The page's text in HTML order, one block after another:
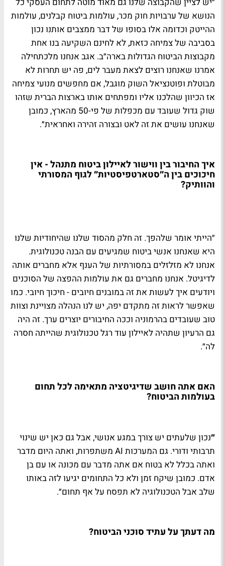
הנושא של ערבויות חוק מכר, עולמות ביטוח קבלנים, עולמות
ההייטק וכדומה אלו בסופו של דבר ממצבים אותנו נכון
בסביבה של צמיחה כזאת, לא לחינם השקיעה בנו אחת
מקבוצות הביטוח הגדולות בארה״ב. אגב אנחנו מלכתחילה
אמרנו שאנחנו רוצים לצאת מעבר לים, פה יש תחרות לא
מבוטלת ופוטנציאל השוק מוגבל, אם מחפשים מנועי צמיחה
אז הכיוון שהלכנו אליו ומפתחים אותו בארצות הברית שזהו
שוק גדול שעובד עם מכפלות של פי-50 מהארץ, כמובן
שאנחנו עושים את זה לאט ובצורה זהירה ואחראית״.
איך החיבור בין ווישור לאיילון ביטוח מתנהל - אין
חיכוכים בין ה״סטארטפיסטיות״ לגוף המסורתי
והוותיק?
״הייתי אומר שלהפך. זה חלק מהסוד שלנו שהיחודיות שלנו
היא שאנחנו אנשי ביטוח שמגיעים עם הבנה טכנולוגית.
אנחנו לא מזלזלים במסורתיות של הענף אלא מחברים אותה
לדיגיטל. אנחנו מחברים גם את עולמות ההפצה של הסוכנים
ויודעים איך לעשות את זה במובנים חיובים - חיכוך חיובי. כמו
שאפשר לראות זה מתקדם יפה, יש לנו הנהלה מצויינת וצוות
טוב שעובדים בהרמוניה וככה החיבורים יוצרים ערך. זה היה
גם הרעיון שתהיה לאיילון עוד רגל טכנולוגית שהייתה חסרה
לה״.
האם אתה חושב שדיגיטציה מתאימה לכל תחום
בעולמות הביטוח?
״נכון שלעתים יש צורך במגע אנושי, אבל גם כאן יש שינוי
תרבותי ודורי. גם המערכות AI משתפרות, ואתה היום מדבר
ואתה בכלל לא בטוח אם אתה מדבר עם מכונה או עם בן
אדם. כמובן שיקח זמן ולא כל התחומים יגיעו לזה באותו
שלב אבל הטכנולוגיה לא תפסח על אף תחום״.
מה דעתך על עתיד סוכני הביטוח?